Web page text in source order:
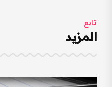
تابع
المزيد